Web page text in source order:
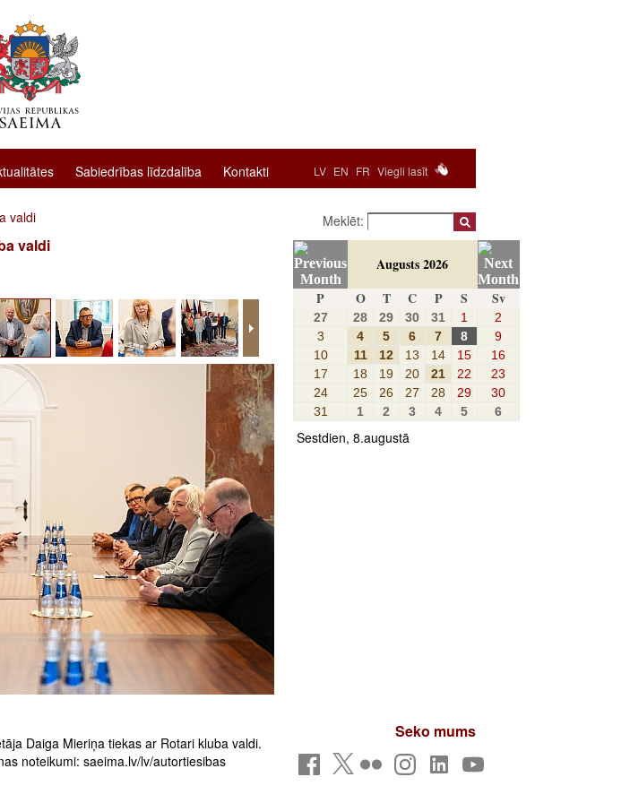
LV EN FR Viegli lasīt
Sabiedrības līdzdalība Kontakti
valdi
valdi
Daiga Mieriņa tiekas ar Rotari kluba valdi.
noteikumi: saeima.lv/lv/autortiesibas
Meklēt:
Augusts 2026
P
O T C P S Sv
27 28 29 30 31 1
2
3
4 5 6 7 8
9
10
11 12 13 14 15
16
17
18 19 20 21 22
23
24
25 26 27 28 29
30
31
1 2 3 4 5 6
Sestdien, 8.augustā
Seko mums